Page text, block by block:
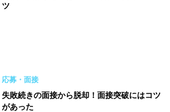
ツ
応募・面接
失敗続きの面接から脱却！面接突破にはコツ
があった